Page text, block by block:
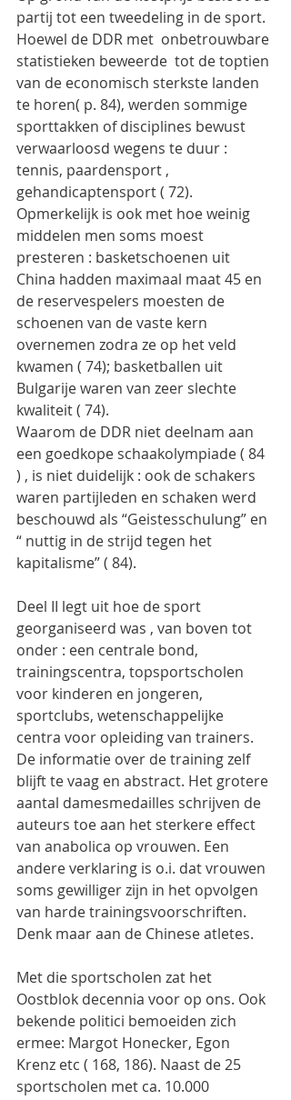
partij tot een tweedeling in de sport.
Hoewel de DDR met  onbetrouwbare
statistieken beweerde  tot de toptien
van de economisch sterkste landen
te horen( p. 84), werden sommige
sporttakken of disciplines bewust
verwaarloosd wegens te duur :
tennis, paardensport ,
gehandicaptensport ( 72).
Opmerkelijk is ook met hoe weinig
middelen men soms moest
presteren : basketschoenen uit
China hadden maximaal maat 45 en
de reservespelers moesten de
schoenen van de vaste kern
overnemen zodra ze op het veld
kwamen ( 74); basketballen uit
Bulgarije waren van zeer slechte
kwaliteit ( 74).
Waarom de DDR niet deelnam aan
een goedkope schaakolympiade ( 84
) , is niet duidelijk : ook de schakers
waren partijleden en schaken werd
beschouwd als “Geistesschulung” en
“ nuttig in de strijd tegen het
kapitalisme” ( 84).
Deel II legt uit hoe de sport
georganiseerd was , van boven tot
onder : een centrale bond,
trainingscentra, topsportscholen
voor kinderen en jongeren,
sportclubs, wetenschappelijke
centra voor opleiding van trainers.
De informatie over de training zelf
blijft te vaag en abstract. Het grotere
aantal damesmedailles schrijven de
auteurs toe aan het sterkere effect
van anabolica op vrouwen. Een
andere verklaring is o.i. dat vrouwen
soms gewilliger zijn in het opvolgen
van harde trainingsvoorschriften.
Denk maar aan de Chinese atletes.
Met die sportscholen zat het
Oostblok decennia voor op ons. Ook
bekende politici bemoeiden zich
ermee: Margot Honecker, Egon
Krenz etc ( 168, 186). Naast de 25
sportscholen met ca. 10.000